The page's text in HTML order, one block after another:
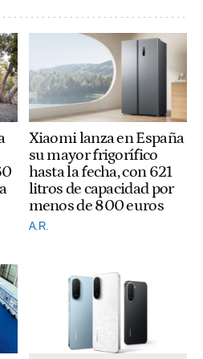
Xiaomi lanza en España
su mayor frigorífico
hasta la fecha, con 621
litros de capacidad por
menos de 800 euros
A.R.